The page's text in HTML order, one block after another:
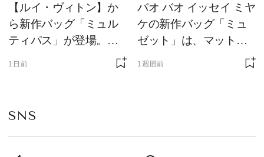
【ルイ・ヴィトン】か
ら新作バッグ「ミュル
ティパス」が登場。ミ
ニサイズもラインナッ
1日前
バオ バオ イッセイ ミヤ
ケの新作バッグ「ミュ
ゼット」は、マットな
1週間前
SNS